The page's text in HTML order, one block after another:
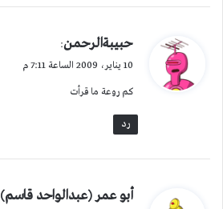
ي
ل
حبيبةالرحمن:
10 يناير، 2009 الساعة 7:11 م
كم روعة ما قرأت
رد
يأبو عمر (عبدالواحد قاسم)